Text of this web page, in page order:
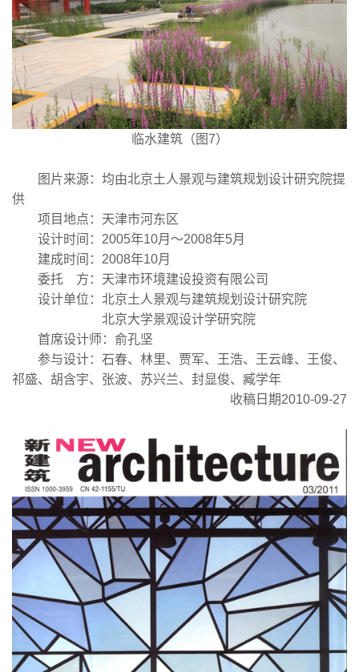
临水建筑（图7）
图片来源：均由北京土人景观与建筑规划设计研究院提
供
项目地点：天津市河东区
设计时间：2005年10月～2008年5月
建成时间：2008年10月
委托 方：天津市环境建设投资有限公司
设计单位：北京土人景观与建筑规划设计研究院
北京大学景观设计学研究院
首席设计师：俞孔坚
参与设计：石春、林里、贾军、王浩、王云峰、王俊、
祁盛、胡含宇、张波、苏兴兰、封显俊、臧学年
收稿日期2010-09-27